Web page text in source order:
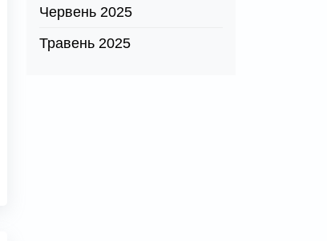
Червень 2025
Травень 2025